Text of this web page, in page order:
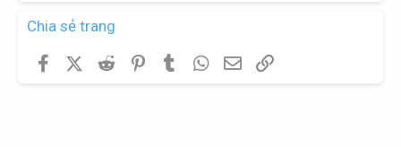
Chia sẻ trang
FacebookX (Twitter)
Reddit PinterestTumblr WhatsApp
Email